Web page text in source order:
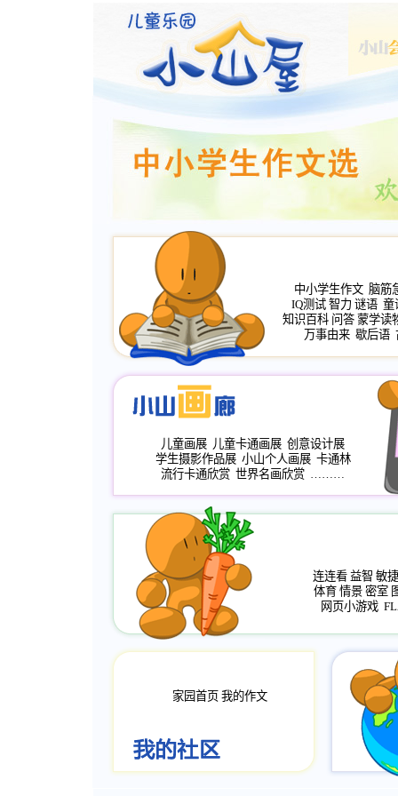
中小学生作文 脑筋
IQ测试 智力 谜语 童
知识百科 问答 蒙学读
万事由来 歇后语
儿童画展 儿童卡通画展 创意设计展
学生摄影作品展 小山个人画展 卡通林
流行卡通欣赏 世界名画欣赏 ………
连连看 益智 敏捷
体育 情景 密室
网页小游戏
家园首页 我的作文